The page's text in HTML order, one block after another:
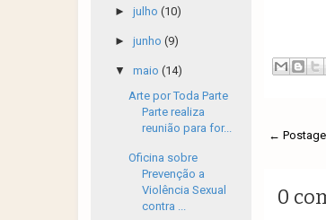
←
0
► julho (10)
► junho (9)
▼ maio (14)
Arte por Toda Parte
Parte realiza
reunião para for...
Oficina sobre
Prevenção a
Violência Sexual
contra ...